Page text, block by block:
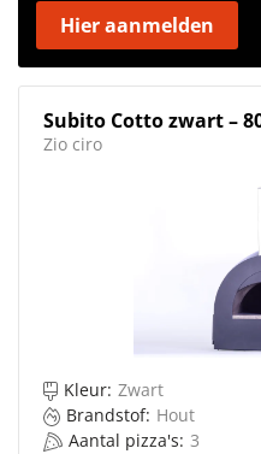
Hier aanmelden
Subito Cotto zwart –
Zio ciro
Kleur: Zwart
Brandstof: Hout
Aantal pizza's: 3